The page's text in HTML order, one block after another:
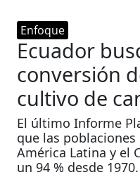
Enfoque
Ecuador
conversión
cultivo de
El último Informe
que las
América Latina y el
un 94 % desde 1970.